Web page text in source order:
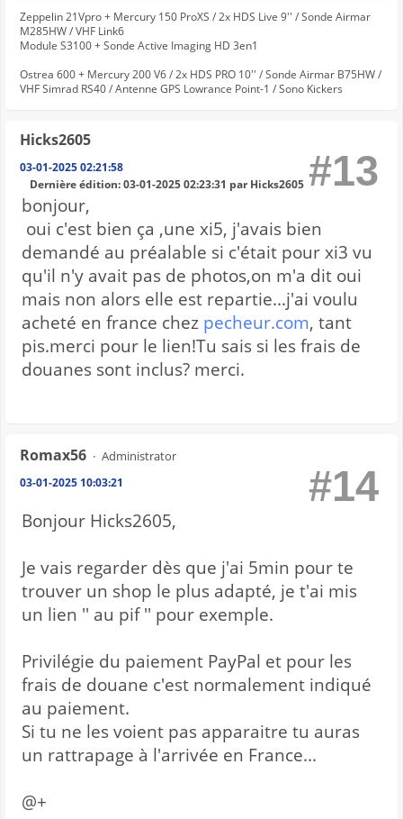
Zeppelin 21Vpro + Mercury 150 ProXS / 2x HDS Live 9'' / Sonde Airmar
M285HW / VHF Link6
Module S3100 + Sonde Active Imaging HD 3en1
Ostrea 600 + Mercury 200 V6 / 2x HDS PRO 10'' / Sonde Airmar B75HW /
VHF Simrad RS40 / Antenne GPS Lowrance Point-1 / Sono Kickers
Hicks2605
03-01-2025 02:21:58 #13
Dernière édition: 03-01-2025 02:23:31 par Hicks2605
bonjour,
oui c'est bien ça ,une xi5, j'avais bien
demandé au préalable si c'était pour xi3 vu
qu'il n'y avait pas de photos,on m'a dit oui
mais non alors elle est repartie...j'ai voulu
acheté en france chez pecheur.com, tant
pis.merci pour le lien!Tu sais si les frais de
douanes sont inclus? merci.
Romax56 Administrator
03-01-2025 10:03:21 #14
Bonjour Hicks2605,
Je vais regarder dès que j'ai 5min pour te
trouver un shop le plus adapté, je t'ai mis
un lien '' au pif '' pour exemple.
Privilégie du paiement PayPal et pour les
frais de douane c'est normalement indiqué
au paiement.
Si tu ne les voient pas apparaitre tu auras
un rattrapage à l'arrivée en France...
@+